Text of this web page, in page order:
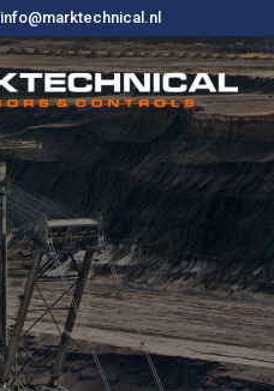
info@marktechnical.nl